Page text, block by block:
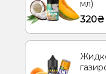
мл)
320₴